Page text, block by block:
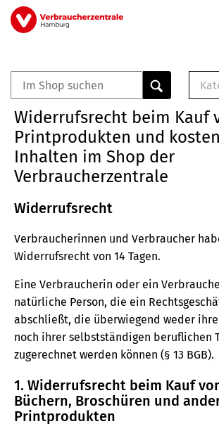
Direkt
zum
0
Elemente
Widerrufsrecht beim Kauf
Printprodukten und
Inhalten im Shop der
Verbraucherzentrale
Widerrufsrecht
Verbraucherinnen und Verbraucher
Widerrufsrecht von 14 Tagen.
Eine Verbraucherin oder ein
natürliche Person, die ein
abschließt, die überwiegend weder
noch ihrer selbstständigen beruflichen
zugerechnet werden können (§ 13 BGB).
1. Widerrufsrecht beim Kauf
Büchern, Broschüren und
Printprodukten